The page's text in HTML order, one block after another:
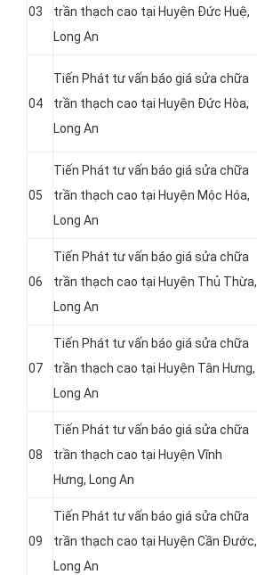
03 trần thạch cao tại Huyện Đức Huệ,
Long An
04
Tiến Phát tư vấn báo giá sửa chữa
trần thạch cao tại Huyện Đức Hòa,
Long An
05
Tiến Phát tư vấn báo giá sửa chữa
trần thạch cao tại Huyện Mộc Hóa,
Long An
06
Tiến Phát tư vấn báo giá sửa chữa
trần thạch cao tại Huyện Thủ Thừa,
Long An
07
Tiến Phát tư vấn báo giá sửa chữa
trần thạch cao tại Huyện Tân Hưng,
Long An
08
Tiến Phát tư vấn báo giá sửa chữa
trần thạch cao tại Huyện Vĩnh
Hưng, Long An
09
Tiến Phát tư vấn báo giá sửa chữa
trần thạch cao tại Huyện Cần Đước,
Long An